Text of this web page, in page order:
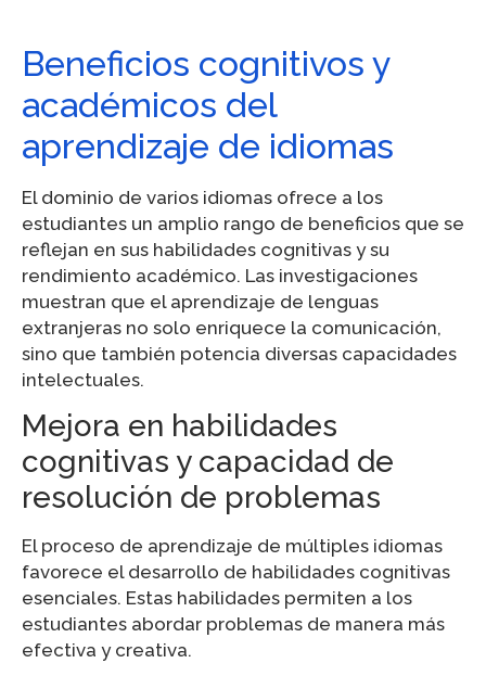
Beneficios cognitivos y
académicos del
aprendizaje de idiomas
El dominio de varios idiomas ofrece a los
estudiantes un amplio rango de beneficios que se
reflejan en sus habilidades cognitivas y su
rendimiento académico. Las investigaciones
muestran que el aprendizaje de lenguas
extranjeras no solo enriquece la comunicación,
sino que también potencia diversas capacidades
intelectuales.
Mejora en habilidades
cognitivas y capacidad de
resolución de problemas
El proceso de aprendizaje de múltiples idiomas
favorece el desarrollo de habilidades cognitivas
esenciales. Estas habilidades permiten a los
estudiantes abordar problemas de manera más
efectiva y creativa.